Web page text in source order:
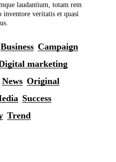
laudantium, totam rem
inventore veritatis et quasi
Business Campaign
marketing
News Original
Success
Trend